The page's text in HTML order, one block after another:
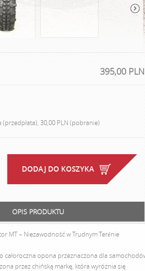
395,00 PLN
(przedpłata), 30,00 PLN (pobranie)
DODAJ DO KOSZYKA
OPIS PRODUKTU
MT – Niezawodność w Trudnym Terénie
całoroczna opona przeznaczona dla
przez chińską markę, która wyróżnia się